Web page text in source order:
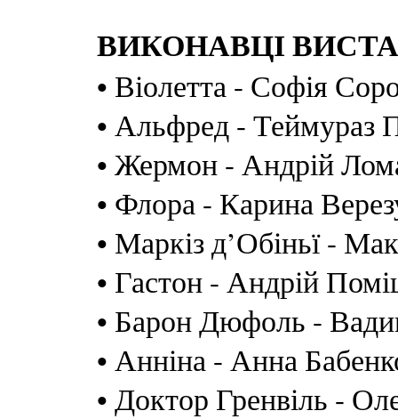
ВИКОНАВЦІ
• Віолетта - Софія
• Альфред - Теймураз
• Жермон - Андрій
• Флора - Карина
• Маркіз д’Обіньї -
• Гастон - Андрій
• Барон Дюфоль -
• Анніна - Анна
• Доктор Гренвіль -